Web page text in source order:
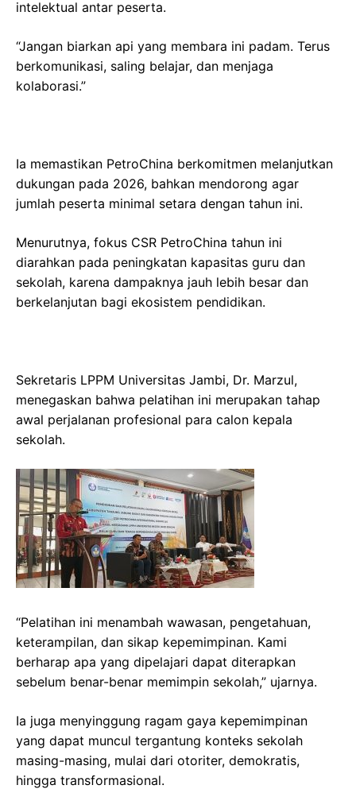
intelektual antar peserta.
“Jangan biarkan api yang membara ini padam. Terus
berkomunikasi, saling belajar, dan menjaga
kolaborasi.”
Ia memastikan PetroChina berkomitmen melanjutkan
dukungan pada 2026, bahkan mendorong agar
jumlah peserta minimal setara dengan tahun ini.
Menurutnya, fokus CSR PetroChina tahun ini
diarahkan pada peningkatan kapasitas guru dan
sekolah, karena dampaknya jauh lebih besar dan
berkelanjutan bagi ekosistem pendidikan.
Sekretaris LPPM Universitas Jambi, Dr. Marzul,
menegaskan bahwa pelatihan ini merupakan tahap
awal perjalanan profesional para calon kepala
sekolah.
“Pelatihan ini menambah wawasan, pengetahuan,
keterampilan, dan sikap kepemimpinan. Kami
berharap apa yang dipelajari dapat diterapkan
sebelum benar-benar memimpin sekolah,” ujarnya.
Ia juga menyinggung ragam gaya kepemimpinan
yang dapat muncul tergantung konteks sekolah
masing-masing, mulai dari otoriter, demokratis,
hingga transformasional.